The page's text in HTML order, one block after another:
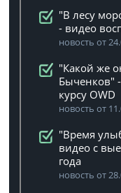
"В лесу
- видео
новость от
"Какой же
Быченков"
курсу OWD
новость от
"Время
видео с
года
новость от